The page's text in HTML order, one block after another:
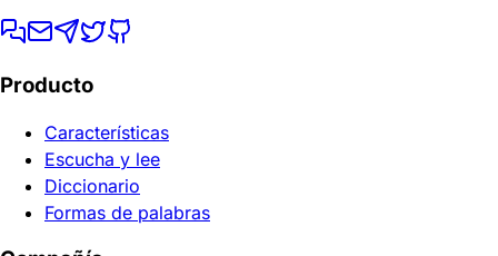
Producto
Características
Escucha y lee
Diccionario
Formas de palabras